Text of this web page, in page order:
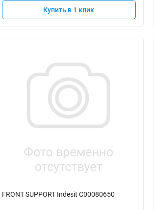
Купить в 1 клик
FRONT SUPPORT Indesit C00080650